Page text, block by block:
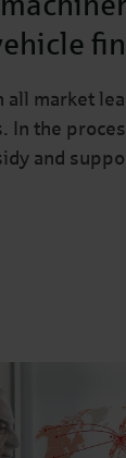
all market
In the
and